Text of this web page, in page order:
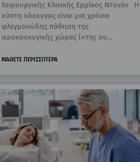
Χειρουργικής Κλινικής Ερρίκος Ντυνάν Η
κύστη κόκκυγος είναι μια χρόνια
φλεγμονώδης πάθηση της
ιεροκοκκυγικής χώρας («της ου…
ΜΑΘΕΤΕ ΠΕΡΙΣΣΟΤΕΡΑ